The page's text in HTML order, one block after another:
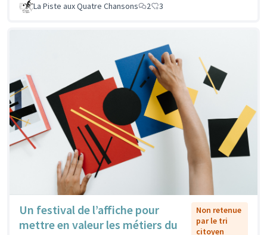
La Piste aux Quatre Chansons 2 3
Un festival de l’affiche pour
mettre en valeur les métiers du
Non retenue
par le tri
citoyen